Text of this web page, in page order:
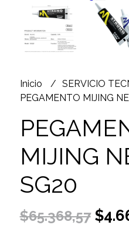
Inicio
SERVICIO
PEGAMENTO MIJING
MIJING
SG20
$65.368,57